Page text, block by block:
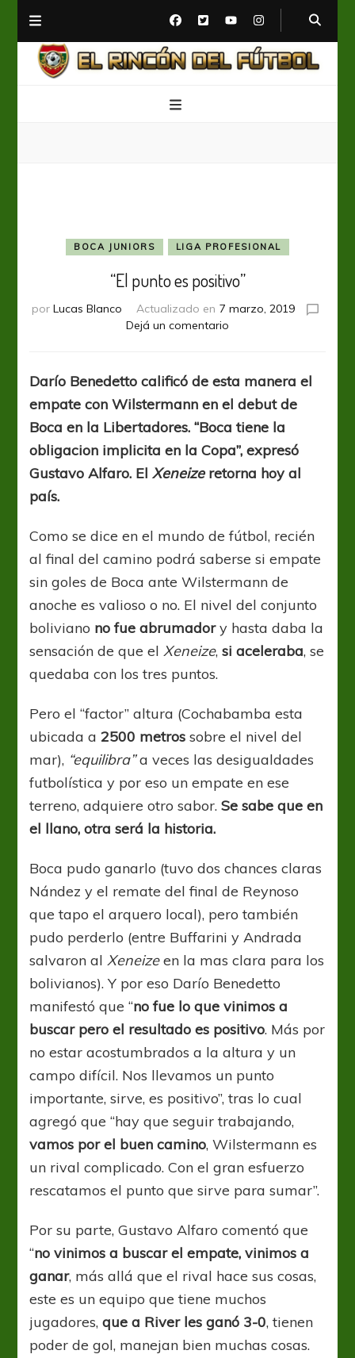
BOCA JUNIORS LIGA PROFESIONAL
“El punto es positivo”
por Lucas Blanco Actualizado en 7 marzo, 2019
Dejá un comentario
es
positivo”
Darío Benedetto calificó de esta manera el
empate con Wilstermann en el debut de
Boca en la Libertadores. “Boca tiene la
obligacion implicita en la Copa”, expresó
Gustavo Alfaro. ElXeneizeretorna hoy al
país.
Como se dice en el mundo de fútbol, recién
al final del camino podrá saberse si empate
sin goles de Boca ante Wilstermann de
anoche es valioso o no. El nivel del conjunto
boliviano no fue abrumadory hasta daba la
sensación de que elXeneize,si aceleraba, se
quedaba con los tres puntos.
Pero el “factor” altura (Cochabamba esta
ubicada a2500 metros sobre el nivel del
mar), “equilibra”a veces las desigualdades
futbolística y por eso un empate en ese
terreno, adquiere otro sabor.Se sabe que en
el llano, otra será la historia.
Boca pudo ganarlo (tuvo dos chances claras
Nández y el remate del final de Reynoso
que tapo el arquero local), pero también
pudo perderlo (entre Buffarini y Andrada
salvaron alXeneizeen la mas clara para los
bolivianos). Y por eso Darío Benedetto
manifestó que “no fue lo que vinimos a
buscar pero el resultado es positivo. Más por
no estar acostumbrados a la altura y un
campo difícil. Nos llevamos un punto
importante, sirve, es positivo”, tras lo cual
agregó que “hay que seguir trabajando,
vamos por el buen camino, Wilstermann es
un rival complicado. Con el gran esfuerzo
rescatamos el punto que sirve para sumar”.
Por su parte, Gustavo Alfaro comentó que
“no vinimos a buscar el empate, vinimos a
ganar, más allá que el rival hace sus cosas,
este es un equipo que tiene muchos
jugadores,que a River les ganó 3-0, tienen
poder de gol, manejan bien muchas cosas.